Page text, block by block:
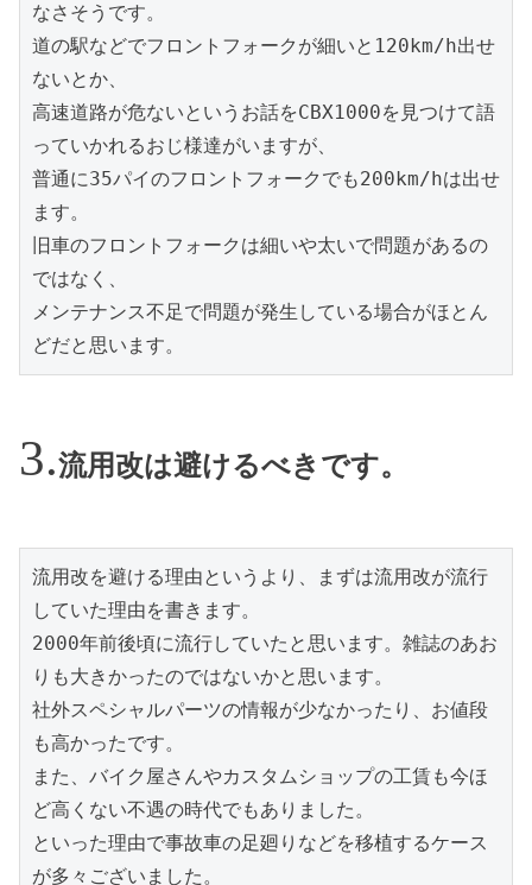
なさそうです。
道の駅などでフロントフォークが細いと120km/h出せ
ないとか、
高速道路が危ないというお話をCBX1000を見つけて語
っていかれるおじ様達がいますが、
普通に35パイのフロントフォークでも200km/hは出せ
ます。
旧車のフロントフォークは細いや太いで問題があるの
ではなく、
メンテナンス不足で問題が発生している場合がほとん
どだと思います。
流用改は避けるべきです。
流用改を避ける理由というより、まずは流用改が流行
していた理由を書きます。
2000年前後頃に流行していたと思います。雑誌のあお
りも大きかったのではないかと思います。
社外スペシャルパーツの情報が少なかったり、お値段
も高かったです。
また、バイク屋さんやカスタムショップの工賃も今ほ
ど高くない不遇の時代でもありました。
といった理由で事故車の足廻りなどを移植するケース
が多々ございました。